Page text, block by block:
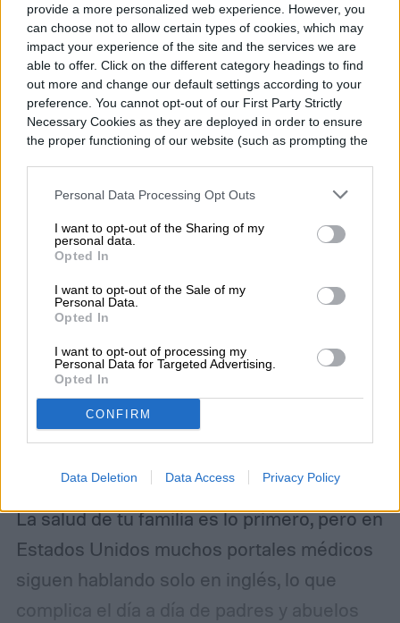
provide a more personalized web experience. However, you
can choose not to allow certain types of cookies, which may
impact your experience of the site and the services we are
able to offer. Click on the different category headings to find
out more and change our default settings according to your
preference. You cannot opt-out of our First Party Strictly
Necessary Cookies as they are deployed in order to ensure
the proper functioning of our website (such as prompting the
Personal Data Processing Opt Outs
I want to opt-out of the Sharing of my
personal data.
Opted In
I want to opt-out of the Sale of my
Personal Data.
Opted In
I want to opt-out of processing my
Personal Data for Targeted Advertising.
Opted In
CONFIRM
Data Deletion Data Access Privacy Policy
TENDENCIAS
Cómo activar la
traducción al español en
apps de telesalud en EE.
UU.
La salud de tu familia es lo primero, pero en
Estados Unidos muchos portales médicos
siguen hablando solo en inglés, lo que
complica el día a día de padres y abuelos